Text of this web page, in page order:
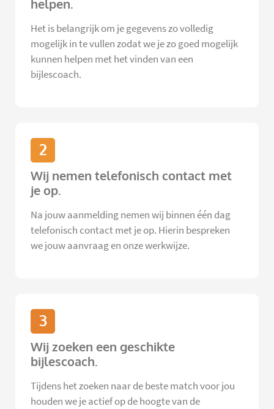
helpen.
Het is belangrijk om je gegevens zo volledig
mogelijk in te vullen zodat we je zo goed mogelijk
kunnen helpen met het vinden van een
bijlescoach.
2
Wij nemen telefonisch contact met
je op.
Na jouw aanmelding nemen wij binnen één dag
telefonisch contact met je op. Hierin bespreken
we jouw aanvraag en onze werkwijze.
3
Wij zoeken een geschikte
bijlescoach.
Tijdens het zoeken naar de beste match voor jou
houden we je actief op de hoogte van de